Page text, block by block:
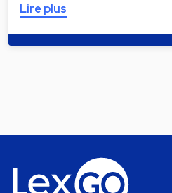
Lire plus